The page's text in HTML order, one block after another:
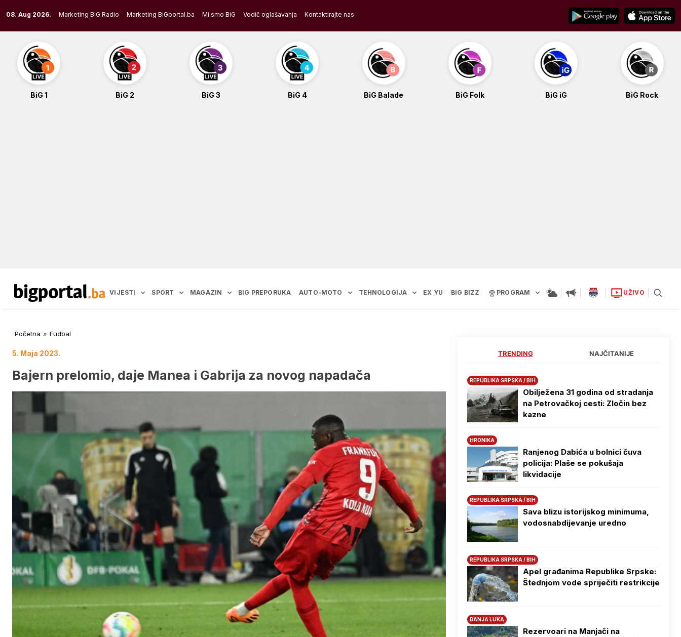
to
content
08. Aug 2026. Marketing BIG Radio Marketing BiGportal.ba Mi smo BiG Vodič oglašavanja Kontaktirajte nas
BiG 1 BiG 2 BiG 3 BiG 4 BiG Balade BiG Folk BiG iG BiG Rock
VIJESTI SPORT MAGAZIN BIG PREPORUKA AUTO-MOTO TEHNOLOGIJA EX YU BIG BIZZ PROGRAM UŽIVO
Početna » Fudbal
5. Maja 2023.
Bajern prelomio, daje Manea i Gabrija za novog napadača
TRENDING NAJČITANIJE
REPUBLIKA SRPSKA / BIH
Obilježena 31 godina od stradanja
na Petrovačkoj cesti: Zločin bez
kazne
HRONIKA
Ranjenog Dabića u bolnici čuva
policija: Plaše se pokušaja
likvidacije
REPUBLIKA SRPSKA / BIH
Sava blizu istorijskog minimuma,
vodosnabdijevanje uredno
REPUBLIKA SRPSKA / BIH
Apel građanima Republike Srpske:
Štednjom vode spriječiti restrikcije
BANJA LUKA
Rezervoari na Manjači na